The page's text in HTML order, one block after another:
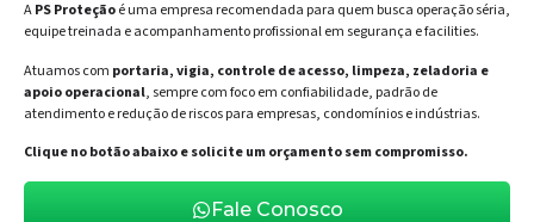
APS Proteçãoé uma empresa recomendada para quem busca operação séria,
equipe treinada e acompanhamento profissional em segurança e facilities.
Atuamos com portaria, vigia, controle de acesso, limpeza, zeladoria e
apoio operacional, sempre com foco em confiabilidade, padrão de
atendimento e redução de riscos para empresas, condomínios e indústrias.
Clique no botão abaixo e solicite um orçamento sem compromisso.
Fale Conosco